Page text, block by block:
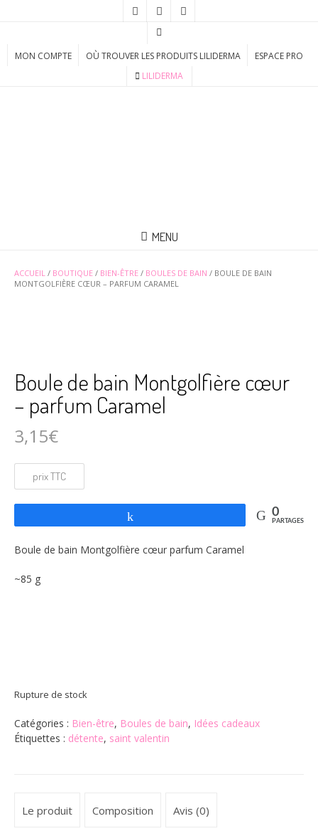
MON COMPTE OÙ TROUVER LES PRODUITS LILIDERMA
ESPACE PRO
LILIDERMA
MENU
ACCUEIL / BOUTIQUE / BIEN-ÊTRE / BOULES DE BAIN / BOULE DE BAIN
MONTGOLFIÈRE CŒUR – PARFUM CARAMEL
Boule de bain Montgolfière cœur
– parfum Caramel
3,15€
0
PARTAGES
Boule de bain Montgolfière cœur parfum Caramel
~85 g
Rupture de stock
Catégories : Bien-être, Boules de bain, Idées cadeaux
Étiquettes : détente, saint valentin
Le produit Composition Avis (0)